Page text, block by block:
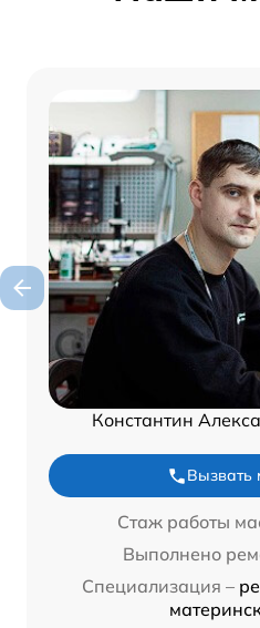
Константин
Вызвать
Стаж работы
Выполнено
Специализация –